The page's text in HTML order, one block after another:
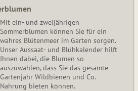
Mit ein- und zweijährigen
Sommerblumen können Sie für ein
wahres Blütenmeer im Garten sorgen.
Unser Aussaat- und Blühkalender hilft
Ihnen dabei, die Blumen so
auszuwählen, dass Sie das gesamte
Gartenjahr Wildbienen und Co.
Nahrung bieten können.